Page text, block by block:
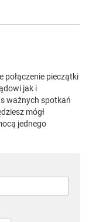
połączenie pieczątki
jak i
ważnych spotkań
mógł
jednego